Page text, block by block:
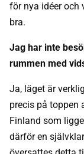
för nya idéer och
bra.
Jag har inte
rummen med
Ja, läget är
precis på toppen
Finland som
därför en